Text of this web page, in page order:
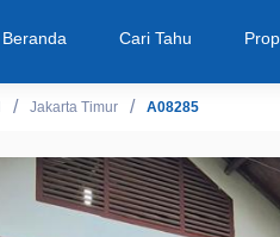
Beranda Cari Tahu
Jakarta Timur A08285